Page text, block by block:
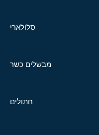
סלולארי
מבשלים כשר
חתולים